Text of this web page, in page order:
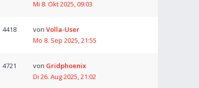
Mi 8. Okt 2025, 09:03
4418 von Volla-User
Mo 8. Sep 2025, 21:55
4721 von Gridphoenix
Di 26. Aug 2025, 21:02